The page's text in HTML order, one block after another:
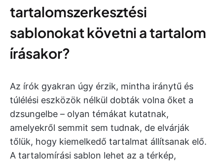
tartalomszerkesztési
sablonokat követni a tartalom
írásakor?
Az írók gyakran úgy érzik, mintha iránytű és
túlélési eszközök nélkül dobták volna őket a
dzsungelbe – olyan témákat kutatnak,
amelyekről semmit sem tudnak, de elvárják
tőlük, hogy kiemelkedő tartalmat állítsanak elő.
A tartalomírási sablon lehet az a térkép,